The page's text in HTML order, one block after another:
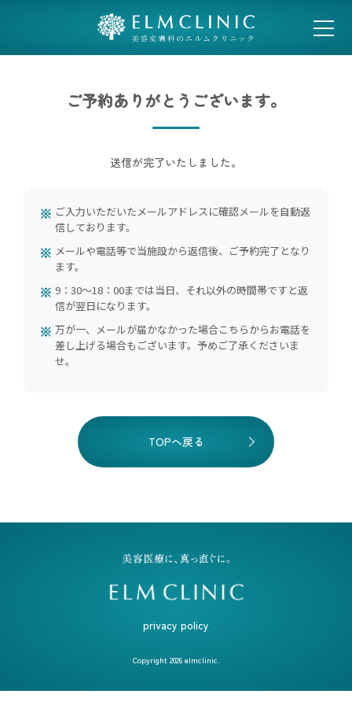
ご予約ありがとうございます。
送信が完了いたしました。
ご入力いただいたメールアドレスに確認メールを自動返
信しております。
メールや電話等で当施設から返信後、ご予約完了となり
ます。
9：30〜18：00までは当日、それ以外の時間帯ですと返
信が翌日になります。
万が一、メールが届かなかった場合こちらからお電話を
差し上げる場合もございます。予めご了承くださいま
せ。
TOPへ戻る
privacy policy
Copyright 2026elmclinic.